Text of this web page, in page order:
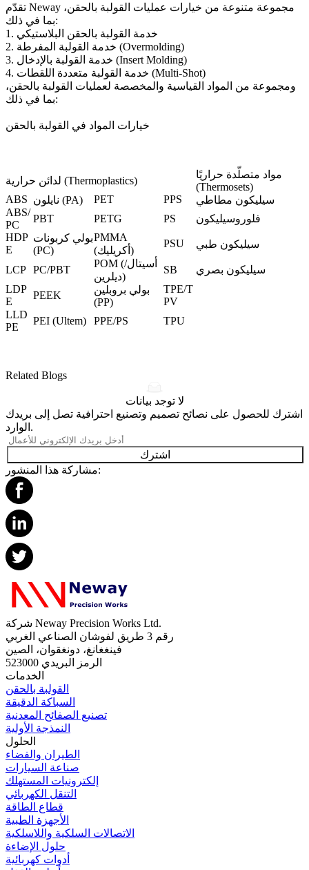
تقدّم Neway مجموعة متنوعة من خيارات عمليات القولبة بالحقن،
بما في ذلك:
1. خدمة القولبة بالحقن البلاستيكي
2.
خدمة القولبة المفرطة (Overmolding)
3.
خدمة القولبة بالإدخال (Insert Molding)
4.
خدمة القولبة متعددة اللقطات (Multi-Shot)
ومجموعة من المواد القياسية والمخصصة لعمليات القولبة بالحقن،
بما في ذلك:
خيارات المواد في القولبة بالحقن
لدائن حرارية (Thermoplastics)
مواد متصلّدة حراريًا
(Thermosets)
ABS
نايلون (PA) PET PPS
سيليكون مطاطي
ABS/
PC
PBT PETG PS
فلوروسيليكون
HDP
E
بولي كربونات
(PC)
PMMA
(أكريليك)
PSU سيليكون طبي
LCP PC/PBT
POM (أسيتال/
ديلرين)
SB
سيليكون بصري
LDP
E
PEEK
بولي بروبلين
(PP)
TPE/T
PV
LLD
PE
PEI (Ultem) PPE/PS TPU
Related Blogs
لا توجد بيانات
اشترك للحصول على نصائح تصميم وتصنيع احترافية تصل إلى بريدك
الوارد.
اشترك
مشاركة هذا المنشور:
شركة Neway Precision Works Ltd.
رقم 3 طريق لفوشان الصناعي الغربي
فينغغانغ، دونغقوان، الصين
الرمز البريدي 523000
الخدمات
القولبة بالحقن
السباكة الدقيقة
تصنيع الصفائح المعدنية
النمذجة الأولية
الحلول
الطيران والفضاء
صناعة السيارات
إلكترونيات المستهلك
التنقل الكهربائي
قطاع الطاقة
الأجهزة الطبية
الاتصالات السلكية واللاسلكية
حلول الإضاءة
أدوات كهربائية